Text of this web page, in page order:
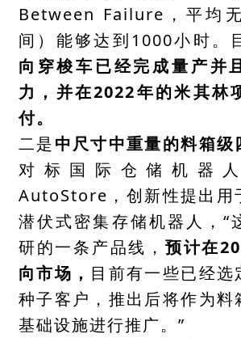
Between Failure，平均
间）能够达到1000小时。
向穿梭车已经完成量产并
力，并在2022年的米其林
付。
二是中尺寸中重量的料箱级
对标国际仓储机器
AutoStore，创新性提出用
潜伏式密集存储机器人，“
研的一条产品线， 预计在
向市场， 目前有一些已经选
种子客户，推出后将作为料
基础设施进行推广。”